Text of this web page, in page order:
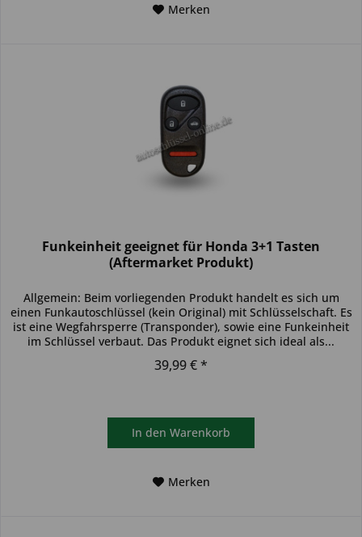
Merken
Funkeinheit geeignet für Honda 3+1 Tasten
(Aftermarket Produkt)
Allgemein: Beim vorliegenden Produkt handelt es sich um
einen Funkautoschlüssel (kein Original) mit Schlüsselschaft. Es
ist eine Wegfahrsperre (Transponder), sowie eine Funkeinheit
im Schlüssel verbaut. Das Produkt eignet sich ideal als...
39,99 € *
In den Warenkorb
Merken